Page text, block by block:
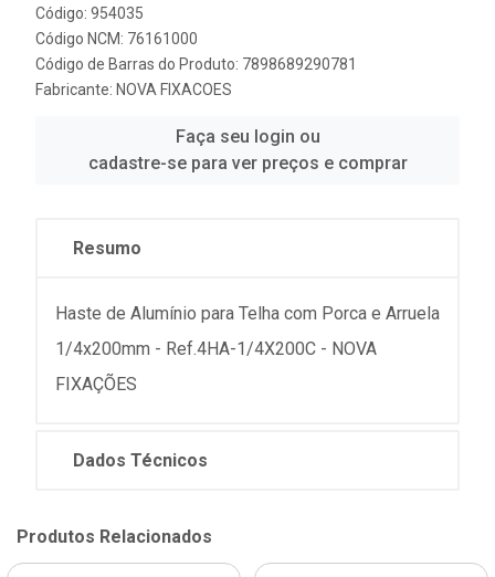
Código: 954035
Código NCM: 76161000
Código de Barras do Produto: 7898689290781
Fabricante: NOVA FIXACOES
Faça seu login ou
cadastre-se para ver preços e comprar
Resumo
Haste de Alumínio para Telha com Porca e Arruela
1/4x200mm - Ref.4HA-1/4X200C - NOVA
FIXAÇÕES
Dados Técnicos
Produtos Relacionados